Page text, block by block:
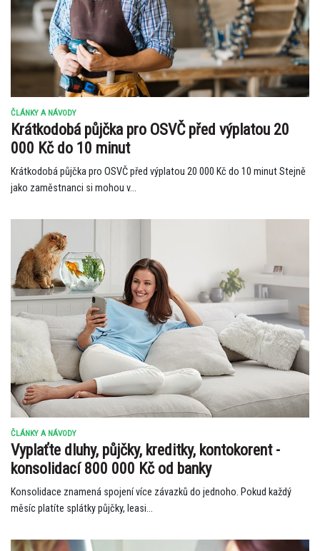
ČLÁNKY A NÁVODY
Krátkodobá půjčka pro OSVČ před výplatou 20
000 Kč do 10 minut
Krátkodobá půjčka pro OSVČ před výplatou 20 000 Kč do 10 minut Stejně
jako zaměstnanci si mohou v...
ČLÁNKY A NÁVODY
Vyplaťte dluhy, půjčky, kreditky, kontokorent -
konsolidací 800 000 Kč od banky
Konsolidace znamená spojení více závazků do jednoho. Pokud každý
měsíc platíte splátky půjčky, leasi...